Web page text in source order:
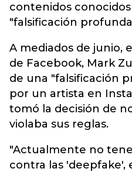
contenidos
"falsificación
A mediados de junio,
de Facebook, Mark
de una "falsificación
por un artista en
tomó la decisión de
violaba sus reglas.
"Actualmente no
contra las 'deepfake',